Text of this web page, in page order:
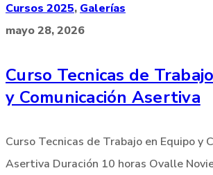
Cursos 2025, Galerías
mayo 28, 2026
Curso Tecnicas de
y Comunicación Asertiva
Curso Tecnicas de Trabajo en Equipo y
Asertiva Duración 10 horas Ovalle